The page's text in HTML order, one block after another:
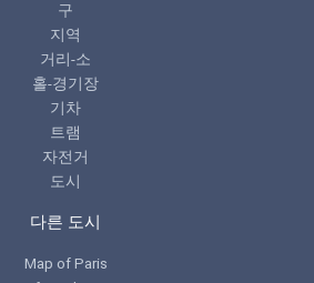
구
지역
거리-소
홀-경기장
기차
트램
자전거
도시
다른 도시
Map of Paris